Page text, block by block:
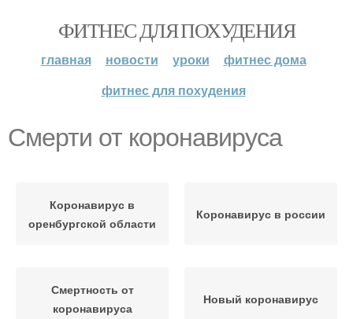
ФИТНЕС ДЛЯ ПОХУДЕНИЯ
главная новости уроки
фитнес дома
фитнес для похудения
Смерти от коронавируса
Коронавирус в
оренбургской области
Коронавирус в россии
Смертность от
коронавируса
Новый коронавирус